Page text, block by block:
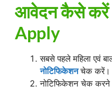
आवेदन कैसे करें
Apply
सबसे पहले महिला एवं
नोटिफिकेशनचेक करें।
नोटिफिकेशन चेक करने